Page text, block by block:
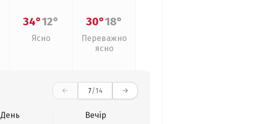
34°12°
Ясно
30°18°
Переважно
ясно
7/14
День
Вечір